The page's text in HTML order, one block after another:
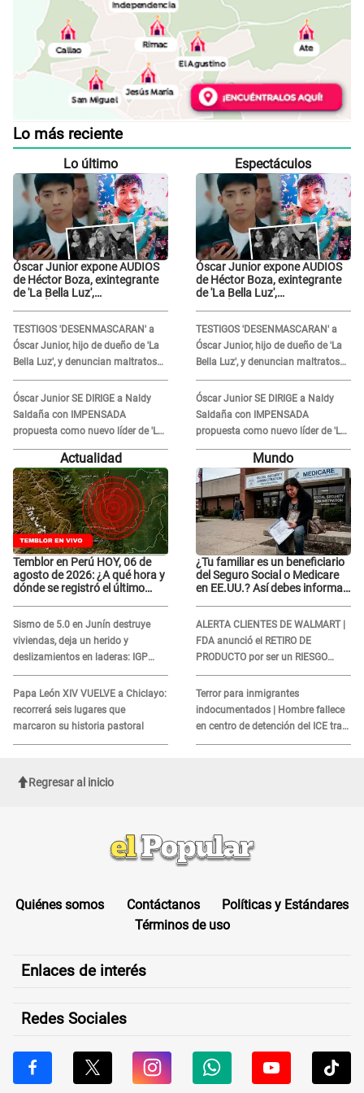
Lo más reciente
Lo último
Óscar Junior expone AUDIOS
de Héctor Boza, exintegrante
de 'La Bella Luz',
"Grábame..."
TESTIGOS 'DESENMASCARAN' a
Óscar Junior, hijo de dueño de 'La
Bella Luz', y denuncian maltratos
en la orquesta: "Los humilla..."
Óscar Junior SE DIRIGE a Naldy
Saldaña con IMPENSADA
propuesta como nuevo líder de 'La
Bella Luz' tras denuncia: "Otro tipo
Espectáculos
Óscar Junior expone AUDIOS
de Héctor Boza, exintegrante
de 'La Bella Luz',
"Grábame..."
TESTIGOS 'DESENMASCARAN' a
Óscar Junior, hijo de dueño de 'La
Bella Luz', y denuncian maltratos
en la orquesta: "Los humilla..."
Óscar Junior SE DIRIGE a Naldy
Saldaña con IMPENSADA
propuesta como nuevo líder de 'La
Bella Luz' tras denuncia: "Otro tipo
Actualidad
Temblor en Perú HOY, 06 de
agosto de 2026: ¿A qué hora y
dónde se registró el último
Sismo de 5.0 en Junín destruye
viviendas, deja un herido y
deslizamientos en laderas: IGP
alerta sobre posibles réplicas
Papa León XIV VUELVE a Chiclayo:
recorrerá seis lugares que
marcaron su historia pastoral
Mundo
¿Tu familiar es un beneficiario
del Seguro Social o Medicare
en EE.UU.? Así debes informar
ALERTA CLIENTES DE WALMART |
FDA anunció el RETIRO DE
PRODUCTO por ser un RIESGO
MORTAL para consumidores: ¿Cuál
es?
Terror para inmigrantes
indocumentados | Hombre fallece
en centro de detención del ICE tras
sufrir una "emergencia médica"
Regresar al inicio
Quiénes somos Contáctanos
Políticas y Estándares
Términos de uso
Enlaces de interés
Redes Sociales